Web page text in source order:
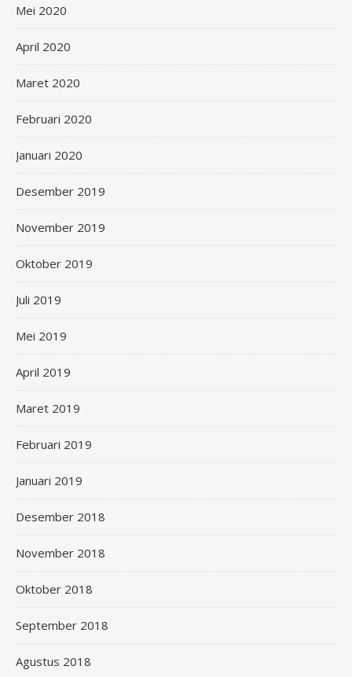
Mei 2020
April 2020
Maret 2020
Februari 2020
Januari 2020
Desember 2019
November 2019
Oktober 2019
Juli 2019
Mei 2019
April 2019
Maret 2019
Februari 2019
Januari 2019
Desember 2018
November 2018
Oktober 2018
September 2018
Agustus 2018